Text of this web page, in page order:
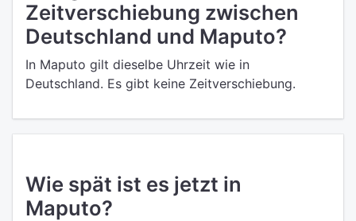
Zeitverschiebung zwischen
Deutschland und Maputo?
In Maputo gilt dieselbe Uhrzeit wie in
Deutschland. Es gibt keine Zeitverschiebung.
Wie spät ist es jetzt in
Maputo?